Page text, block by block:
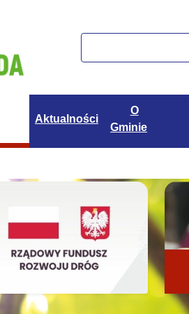
Aktualności
O
Gminie